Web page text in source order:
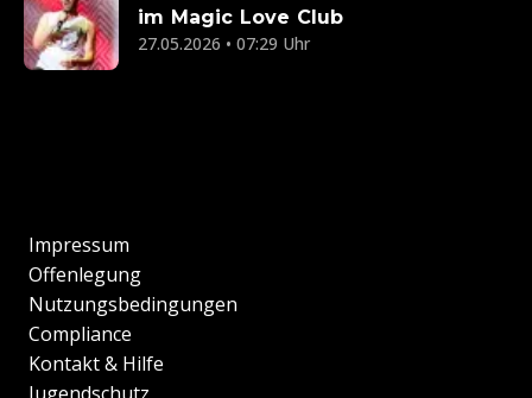
im Magic Love Club
27.05.2026 • 07:29 Uhr
Impressum
Offenlegung
Nutzungsbedingungen
Compliance
Kontakt & Hilfe